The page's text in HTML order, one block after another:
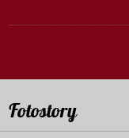
Fotostory